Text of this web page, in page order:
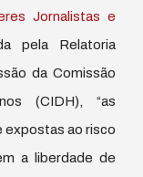
Jornalistas e
pela Relatoria
da Comissão
(CIDH), “as
expostas ao risco
a liberdade de